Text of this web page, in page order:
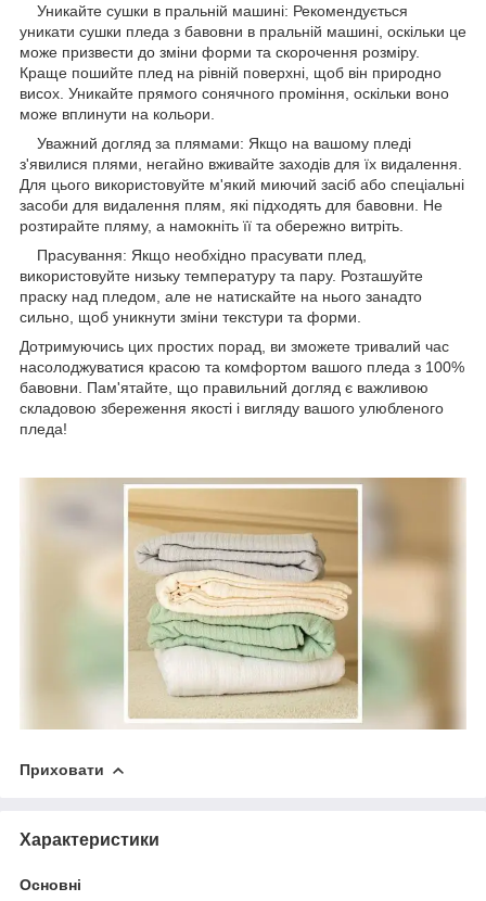
Уникайте сушки в пральній машині: Рекомендується
уникати сушки пледа з бавовни в пральній машині, оскільки це
може призвести до зміни форми та скорочення розміру.
Краще пошийте плед на рівній поверхні, щоб він природно
висох. Уникайте прямого сонячного проміння, оскільки воно
може вплинути на кольори.
Уважний догляд за плямами: Якщо на вашому пледі
з'явилися плями, негайно вживайте заходів для їх видалення.
Для цього використовуйте м'який миючий засіб або спеціальні
засоби для видалення плям, які підходять для бавовни. Не
розтирайте пляму, а намокніть її та обережно витріть.
Прасування: Якщо необхідно прасувати плед,
використовуйте низьку температуру та пару. Розташуйте
праску над пледом, але не натискайте на нього занадто
сильно, щоб уникнути зміни текстури та форми.
Дотримуючись цих простих порад, ви зможете тривалий час
насолоджуватися красою та комфортом вашого пледа з 100%
бавовни. Пам'ятайте, що правильний догляд є важливою
складовою збереження якості і вигляду вашого улюбленого
пледа!
Приховати
Характеристики
Основні